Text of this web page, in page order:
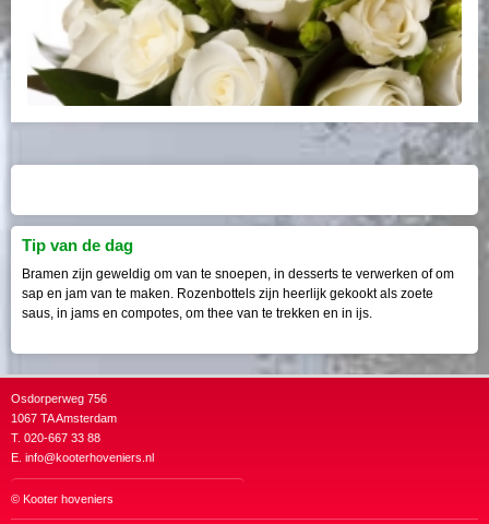
Tip van de dag
Bramen zijn geweldig om van te snoepen, in desserts te verwerken of om
sap en jam van te maken. Rozenbottels zijn heerlijk gekookt als zoete
saus, in jams en compotes, om thee van te trekken en in ijs.
Osdorperweg 756
1067 TA Amsterdam
T. 020-667 33 88
E. info@kooterhoveniers.nl
© Kooter hoveniers